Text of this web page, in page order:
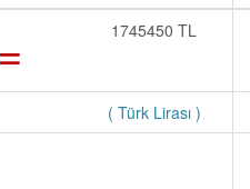
= 1745450 TL
( Türk Lirası )